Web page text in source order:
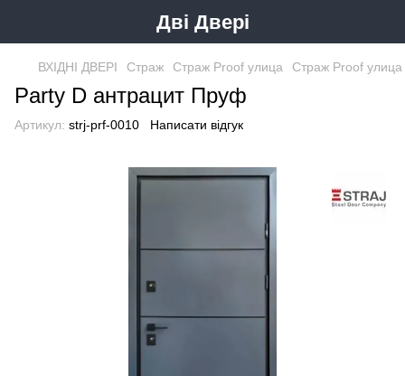
Дві Двері
ВХІДНІ ДВЕРІ Страж Страж Proof улица Страж Proof
Party D антрацит Пруф
Артикул: strj-prf-0010 Написати відгук